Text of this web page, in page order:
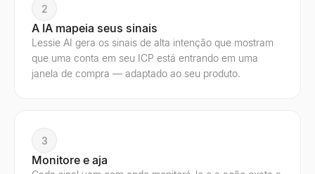
2
A IA mapeia seus sinais
Lessie AI gera os sinais de alta intenção que mostram
que uma conta em seu ICP está entrando em uma
janela de compra — adaptado ao seu produto.
3
Monitore e aja